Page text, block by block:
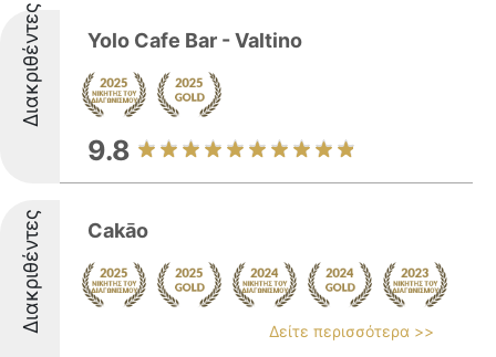
Διακριθέντες Yolo Cafe Bar - Valtino
9.8
Διακριθέντες Cakāo
Δείτε περισσότερα >>